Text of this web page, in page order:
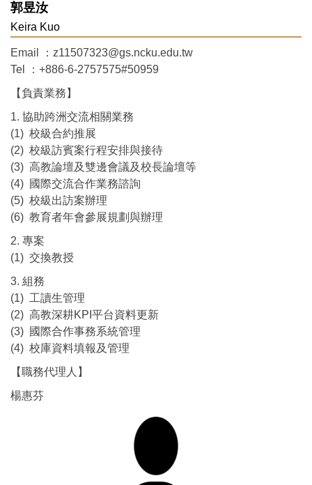
郭昱汝
Keira Kuo
Email ：z11507323@gs.ncku.edu.tw
Tel ：+886-6-2757575#50959
【負責業務】
1. 協助跨洲交流相關業務
(1) 校級合約推展
(2) 校級訪賓案行程安排與接待
(3) 高教論壇及雙邊會議及校長論壇等
(4) 國際交流合作業務諮詢
(5) 校級出訪案辦理
(6) 教育者年會參展規劃與辦理
2. 專案
(1) 交換教授
3. 組務
(1) 工讀生管理
(2) 高教深耕KPI平台資料更新
(3) 國際合作事務系統管理
(4) 校庫資料填報及管理
【職務代理人】
楊惠芬